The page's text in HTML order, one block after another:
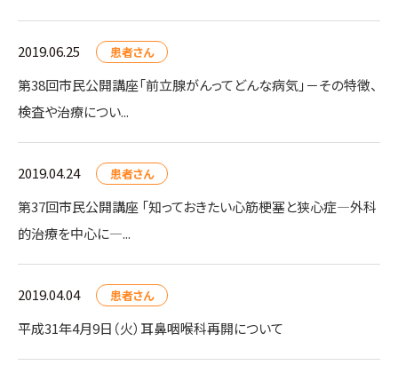
2019.06.25 患者さん
第38回市民公開講座「前立腺がんってどんな病気」－その特徴、
検査や治療につい...
2019.04.24 患者さん
第37回市民公開講座 「知っておきたい心筋梗塞と狭心症―外科
的治療を中心に―...
2019.04.04 患者さん
平成31年4月9日（火）耳鼻咽喉科再開について